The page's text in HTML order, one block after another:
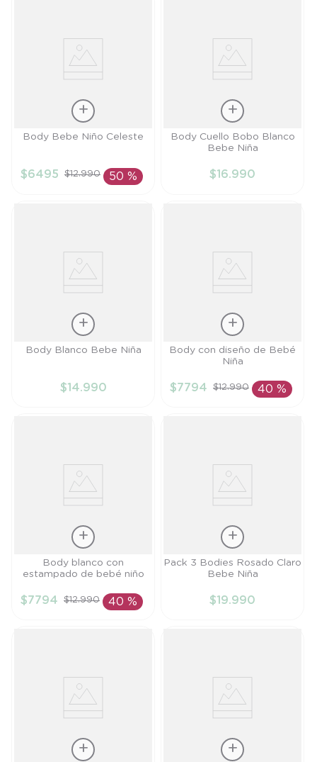
Talla
AÑADIR AL
Body Bebe Niño Celeste
$6495 $12.990 50 %
Talla
Body Cuello Bobo Blanco
Bebe Niña
$16.990
Talla
Body Blanco Bebe Niña
$14.990
Talla
AÑADIR AL
Body con diseño de Bebé
Niña
$7794 $12.990 40 %
AÑADIR AL
Body blanco con
estampado de bebé niño
$7794 $12.990 40 %
Talla
Pack 3 Bodies Rosado Claro
Bebe Niña
$19.990